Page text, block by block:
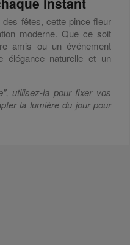
fêtes, cette pince fleur
moderne. Que ce soit
amis ou un événement
élégance naturelle et un
utilisez-la pour fixer vos
la lumière du jour pour